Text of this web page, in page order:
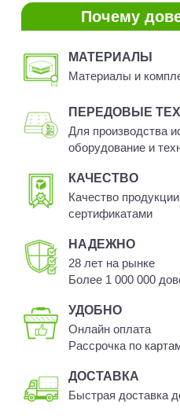
Почему
МАТЕРИАЛЫ
Материалы и
ПЕРЕДОВЫЕ
Для производства
оборудование и
КАЧЕСТВО
Качество
сертификатами
НАДЕЖНО
28 лет на рынке
Более 1 000 000
УДОБНО
Онлайн оплата
Рассрочка по
ДОСТАВКА
Быстрая доставка